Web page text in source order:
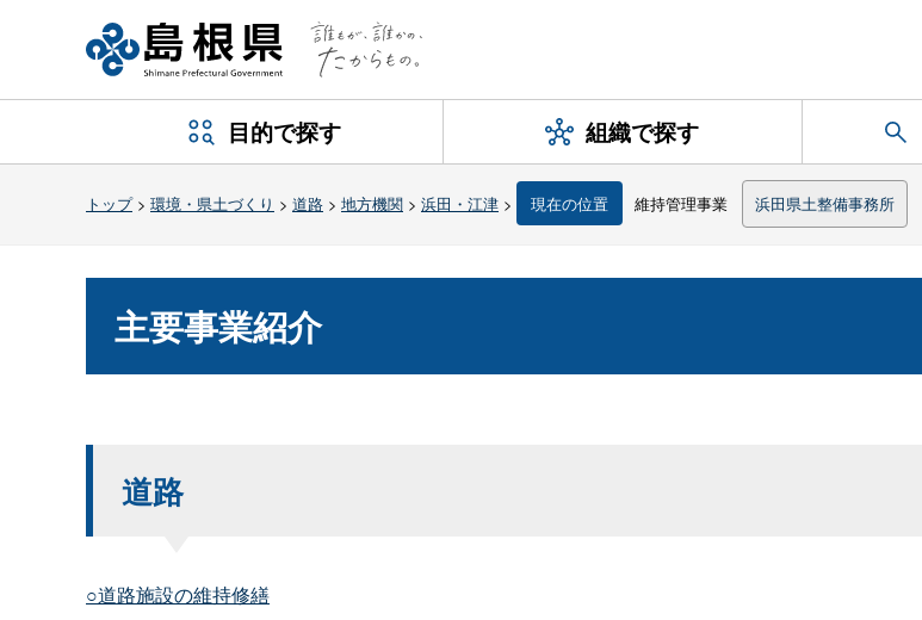
目的で探す 組織で探す
トップ> 環境・県土づくり > 道路 > 地方機関 > 浜田・江津 > 現在の位置 維持管理事業 浜田県土整備事務所
主要事業紹介
道路
○道路施設の維持修繕